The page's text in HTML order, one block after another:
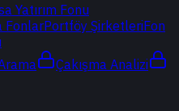
Yatırım Fonu
FonlarPortföy ŞirketleriFon
Çakışma Analizi